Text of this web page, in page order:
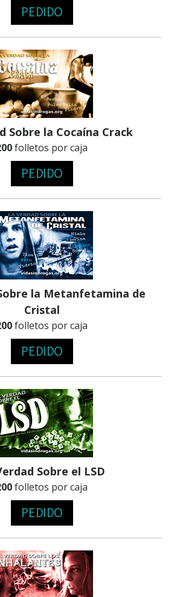
PEDIDO
Sobre la Cocaína Crack
folletos por caja
PEDIDO
la Metanfetamina de
Cristal
folletos por caja
PEDIDO
Sobre el LSD
folletos por caja
PEDIDO